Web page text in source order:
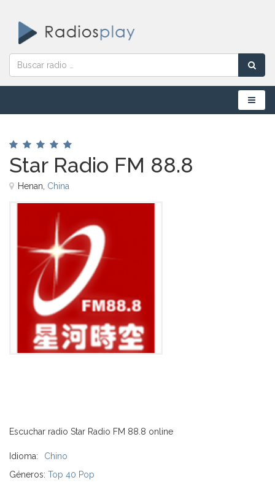
Menú
Star Radio FM 88.8
Henan, China
Escuchar radio Star Radio FM 88.8 online
Idioma:
Chino
Géneros: Top 40 Pop